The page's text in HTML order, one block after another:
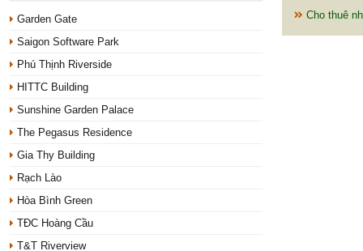
Garden Gate
Saigon Software Park
Phú Thịnh Riverside
HITTC Building
Sunshine Garden Palace
The Pegasus Residence
Gia Thy Building
Rạch Lào
Hòa Bình Green
TĐC Hoàng Cầu
T&T Riverview
Cho thuê